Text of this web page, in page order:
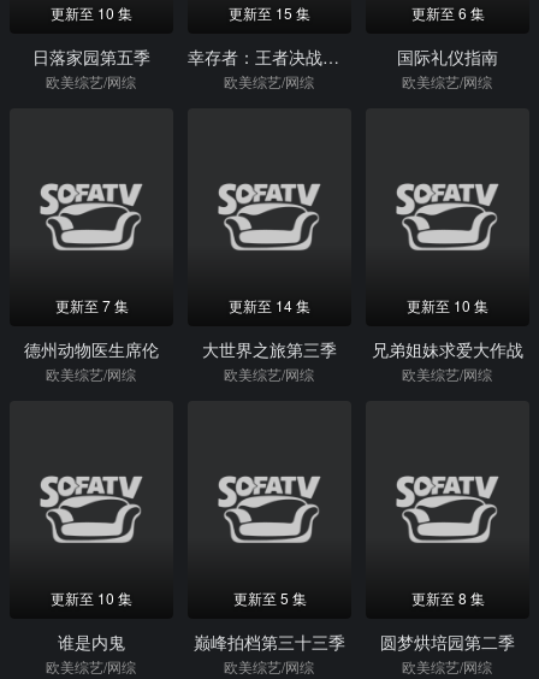
更新至 10 集
日落家园第五季
欧美综艺/网综
更新至 15 集
幸存者：王者决战第四十季
欧美综艺/网综
更新至 6 集
国际礼仪指南
欧美综艺/网综
更新至 7 集
德州动物医生席伦
欧美综艺/网综
更新至 14 集
大世界之旅第三季
欧美综艺/网综
更新至 10 集
兄弟姐妹求爱大作战
欧美综艺/网综
更新至 10 集
谁是内鬼
欧美综艺/网综
更新至 5 集
巅峰拍档第三十三季
欧美综艺/网综
更新至 8 集
圆梦烘培园第二季
欧美综艺/网综